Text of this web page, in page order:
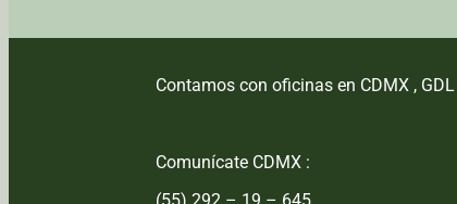
Contamos con oficinas en CDMX ,
Comunícate CDMX :